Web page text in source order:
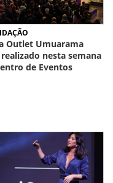
Outlet Umuarama
nesta semana
de Eventos